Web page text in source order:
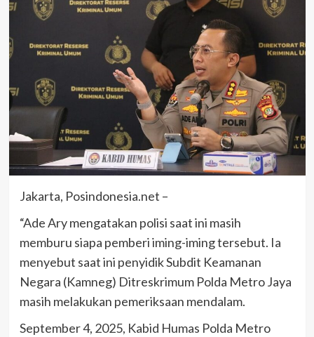
Jakarta, Posindonesia.net –
“Ade Ary mengatakan polisi saat ini masih
memburu siapa pemberi iming-iming tersebut. Ia
menyebut saat ini penyidik Subdit Keamanan
Negara (Kamneg) Ditreskrimum Polda Metro Jaya
masih melakukan pemeriksaan mendalam.
September 4, 2025, Kabid Humas Polda Metro